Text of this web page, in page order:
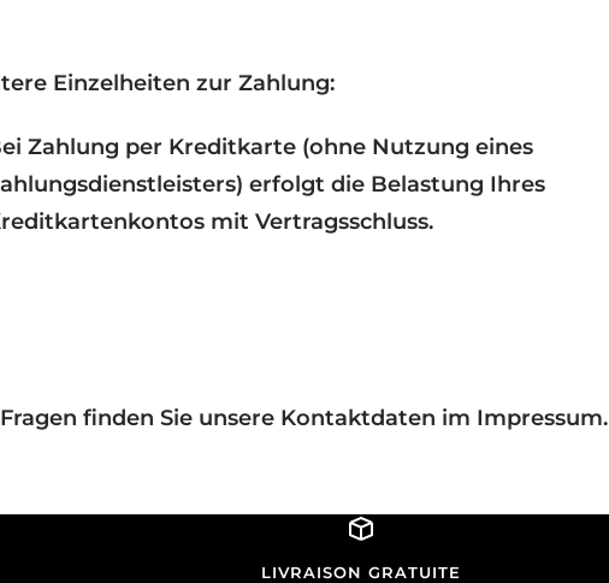
Einzelheiten zur Zahlung:
Zahlung per Kreditkarte (ohne Nutzung eines
erfolgt die Belastung Ihres
mit Vertragsschluss.
finden Sie unsere Kontaktdaten im Impressum.
LIVRAISON GRATUITE